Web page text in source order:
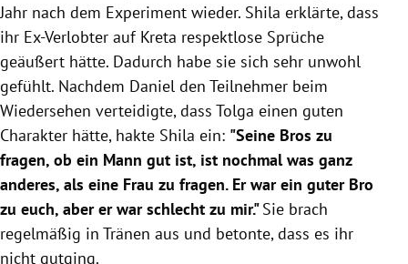
Jahr nach dem Experiment wieder. Shila erklärte, dass
ihr Ex-Verlobter auf Kreta respektlose Sprüche
geäußert hätte. Dadurch habe sie sich sehr unwohl
gefühlt. Nachdem Daniel den Teilnehmer beim
Wiedersehen verteidigte, dass Tolga einen guten
Charakter hätte, hakte Shila ein: "Seine Bros zu
fragen, ob ein Mann gut ist, ist nochmal was ganz
anderes, als eine Frau zu fragen. Er war ein guter Bro
zu euch, aber er war schlecht zu mir."Sie brach
regelmäßig in Tränen aus und betonte, dass es ihr
nicht gutging.